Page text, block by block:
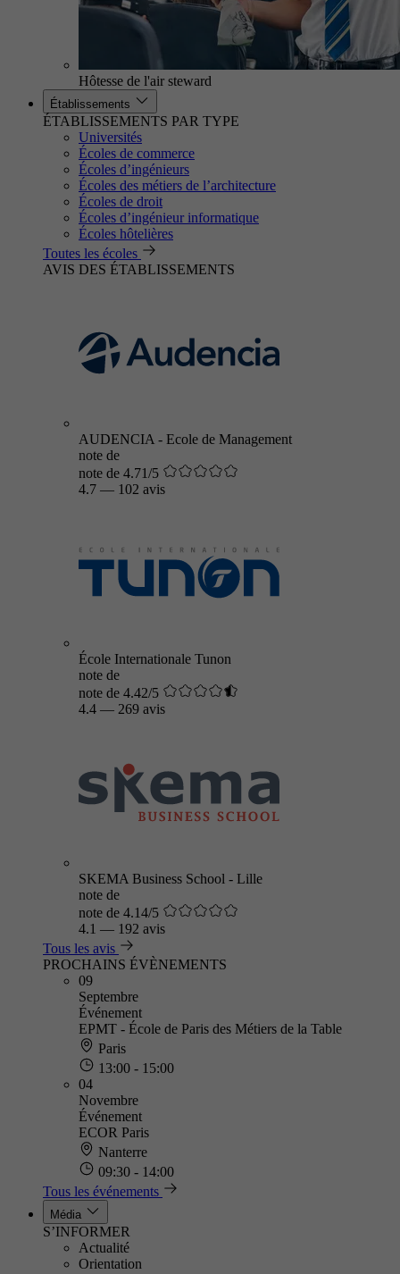
Hôtesse de l'air steward
Établissements
ÉTABLISSEMENTS PAR TYPE
Universités
Écoles de commerce
Écoles d’ingénieurs
Écoles des métiers de l’architecture
Écoles de droit
Écoles d’ingénieur informatique
Écoles hôtelières
Toutes les écoles
AVIS DES ÉTABLISSEMENTS
AUDENCIA - Ecole de Management
note de
note de 4.71/5
4.7 — 102 avis
École Internationale Tunon
note de
note de 4.42/5
4.4 — 269 avis
SKEMA Business School - Lille
note de
note de 4.14/5
4.1 — 192 avis
Tous les avis
PROCHAINS ÉVÈNEMENTS
09
Septembre
Événement
EPMT - École de Paris des Métiers de la Table
Paris
13:00 - 15:00
04
Novembre
Événement
ECOR Paris
Nanterre
09:30 - 14:00
Tous les événements
Média
S’INFORMER
Actualité
Orientation